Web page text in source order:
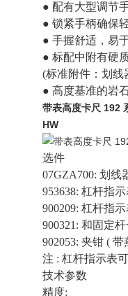
● 配有大型调节
● 锁紧手柄确保
● 手握舒适，易
● 标配中附有硬
(标准附件：划线
● 高度基准的岩
带表高度卡尺 192
HW
选件
07GZA700: 划线
953638: 杠杆指
900209: 杠杆指
900321: 和固定
902053: 夹钳 (
注 : 杠杆指示表
技术参数
精度: